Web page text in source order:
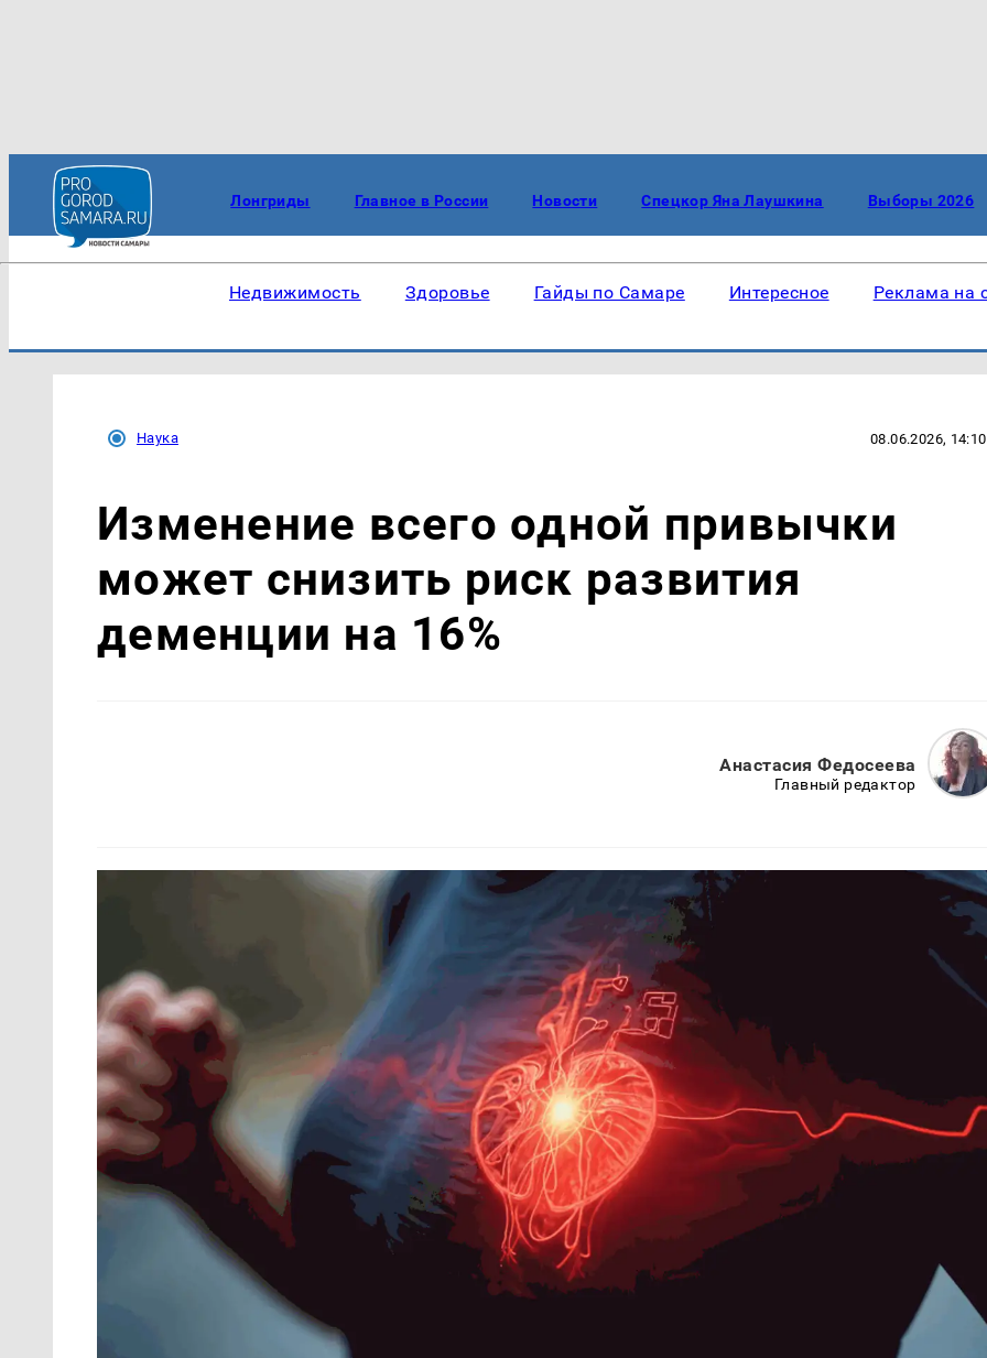
Лонгриды Главное в России Новости Спецкор Яна Лаушкина Выборы 2026
Недвижимость Здоровье Гайды по Самаре Интересное Реклама на
Наука 08.06.2026, 14:10
Изменение всего одной привычки
может снизить риск развития
деменции на 16%
Анастасия Федосеева
Главный редактор